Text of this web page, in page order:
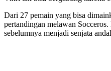
Dari 27 pemain yang bisa
pertandingan melawan
sebelumnya menjadi senjata